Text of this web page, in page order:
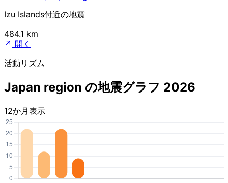
Izu Islands付近の地震
484.1 km
開く
活動リズム
Japan region の地震グラフ 2026
12か月表示